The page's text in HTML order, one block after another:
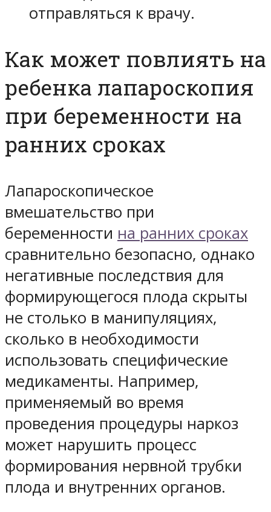
отправляться к врачу.
Как может повлиять на
ребенка лапароскопия
при беременности на
ранних сроках
Лапароскопическое
вмешательство при
беременности на ранних сроках
сравнительно безопасно, однако
негативные последствия для
формирующегося плода скрыты
не столько в манипуляциях,
сколько в необходимости
использовать специфические
медикаменты. Например,
применяемый во время
проведения процедуры наркоз
может нарушить процесс
формирования нервной трубки
плода и внутренних органов.